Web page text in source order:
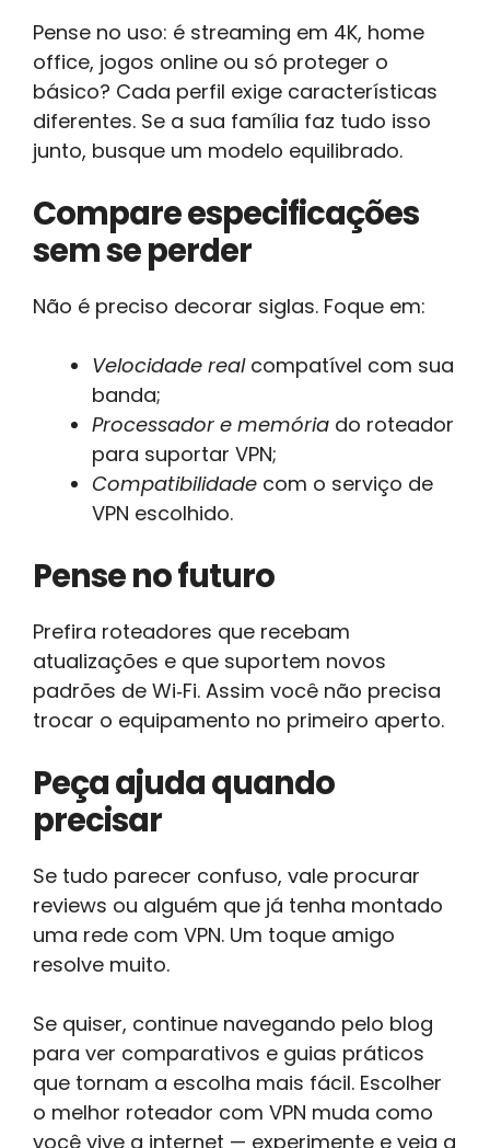
Pense no uso: é streaming em 4K, home
office, jogos online ou só proteger o
básico? Cada perfil exige características
diferentes. Se a sua família faz tudo isso
junto, busque um modelo equilibrado.
Compare especificações
sem se perder
Não é preciso decorar siglas. Foque em:
Velocidade realcompatível com sua
banda;
Processador e memória do roteador
para suportar VPN;
Compatibilidade com o serviço de
VPN escolhido.
Pense no futuro
Prefira roteadores que recebam
atualizações e que suportem novos
padrões de Wi‑Fi. Assim você não precisa
trocar o equipamento no primeiro aperto.
Peça ajuda quando
precisar
Se tudo parecer confuso, vale procurar
reviews ou alguém que já tenha montado
uma rede com VPN. Um toque amigo
resolve muito.
Se quiser, continue navegando pelo blog
para ver comparativos e guias práticos
que tornam a escolha mais fácil. Escolher
o melhor roteador com VPN muda como
você vive a internet — experimente e veja a